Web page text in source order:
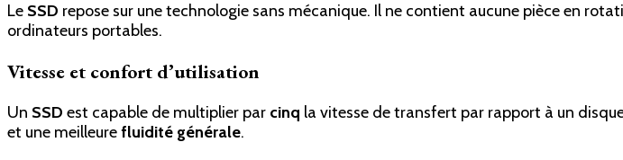
Le SSD repose sur une technologie sans mécanique. Il ne contient aucune pièce en
ordinateurs portables.
Vitesse et confort d’utilisation
Un SSD est capable de multiplier par cinq la vitesse de transfert par rapport à un
et une meilleurefluidité générale.